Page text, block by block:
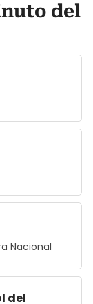
del
Nacional
del